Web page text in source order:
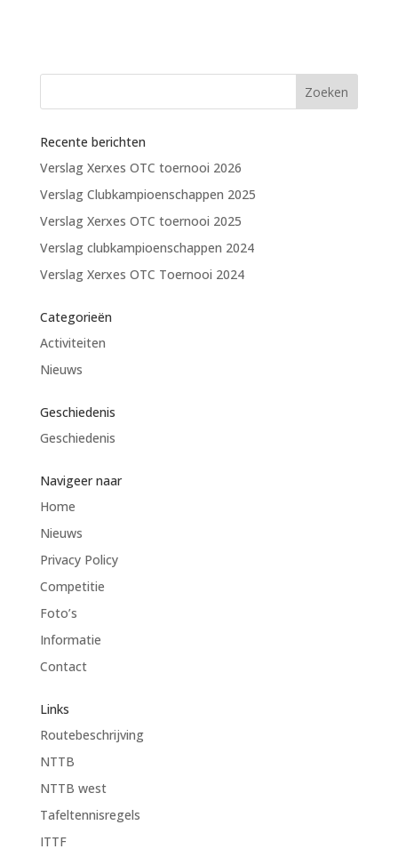
Recente berichten
Verslag Xerxes OTC toernooi 2026
Verslag Clubkampioenschappen 2025
Verslag Xerxes OTC toernooi 2025
Verslag clubkampioenschappen 2024
Verslag Xerxes OTC Toernooi 2024
Categorieën
Activiteiten
Nieuws
Geschiedenis
Geschiedenis
Navigeer naar
Home
Nieuws
Privacy Policy
Competitie
Foto’s
Informatie
Contact
Links
Routebeschrijving
NTTB
NTTB west
Tafeltennisregels
ITTF